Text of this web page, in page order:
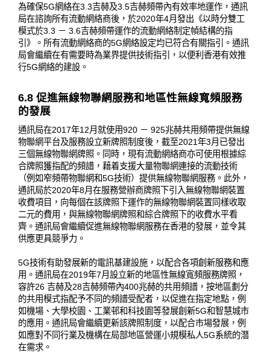
為確保5G網絡在3.3吉赫及3.5吉赫頻帶內有效率地運作，通訊
局在諮詢所有流動網絡商後，於2020年4月發出《以時分雙工
模式於3.3 － 3.6吉赫頻帶運作的流動網絡制定幀結構的指
引》。所有流動網絡商的5G網絡設定均已符合有關指引。通訊
局會繼續在有需要時為業界提供技術指引，以便利香港有效推
行5G網絡的建設。
6.8 促進無線物聯網服務和地區性無線寬頻服務
的發展
通訊局在2017年12月就使用920 － 925兆赫共用頻帶提供無線
物聯網平台及服務設立新牌照制度後，截至2021年3月已發出
三個無線物聯網牌照。同時，現有流動網絡商亦可使用根據綜
合牌照獲指配的頻譜，藉着支援大量物聯網連接的流動技術
（例如窄頻帶物聯網和5G技術）提供無線物聯網服務。此外，
通訊局於2020年8月在服務營辦商牌照下引入無線物聯網裝置
收費項目，向每個在該牌照下運作的無線物聯網裝置同樣收取
二元的費用，與無線物聯網牌照和綜合牌照下的收費水平看
齊。通訊局會繼續促進無線物聯網服務在香港的發展，並令其
供應更具競爭力。
5G技術有助發展新的電訊基建設施，以配合各項創新服務和應
用。通訊局在2019年7月設立新的地區性無線寬頻服務牌照，
容許26 吉赫及28吉赫頻帶內400兆赫的共用頻譜，按地區劃分
的共用模式指配予不同的頻譜受配者，以促進在指定地點，例
如機場、大學校園、工業邨和科技園等發展創新5G和智慧城市
的應用。通訊局會繼續更新該牌照制度，以配合市場發展，例
如應對不同行業及機構在局部地區營運小規模私人5G系統的潛
在需求。